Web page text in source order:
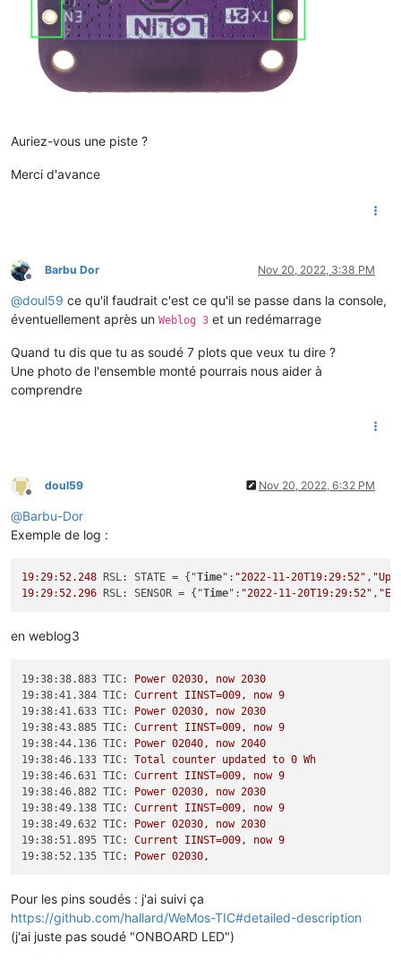
Auriez-vous une piste ?
Merci d'avance
Offline
Barbu Dor Nov 20, 2022, 3:38 PM
@doul59 ce qu'il faudrait c'est ce qu'il se passe dans la console,
éventuellement après un Weblog 3 et un redémarrage
Quand tu dis que tu as soudé 7 plots que veux tu dire ?
Une photo de l'ensemble monté pourrais nous aider à
comprendre
Offline
doul59 Nov 20, 2022, 6:32 PM
@Barbu-Dor
Exemple de log :
19:29:52.248 RSL: STATE = {"Time": "2022-11-20T19:29:52" ,
19:29:52.296 RSL: SENSOR = {"Time": "2022-11-20T19:29:52" ,
en weblog3
19:38:38.883 TIC: Power 02030 , now 2030
19:38:41.384 TIC:
Current IINST=009, now 9
19:38:41.633 TIC:
Power 02030 , now 2030
19:38:43.885 TIC:
Current IINST=009, now 9
19:38:44.136 TIC:
Power 02040 , now 2040
19:38:46.133 TIC:
Total counter updated to 0 Wh
19:38:46.631 TIC:
Current IINST=009, now 9
19:38:46.882 TIC:
Power 02030 , now 2030
19:38:49.138 TIC:
Current IINST=009, now 9
19:38:49.632 TIC:
Power 02030 , now 2030
19:38:51.895 TIC:
Current IINST=009, now 9
19:38:52.135 TIC:
Power 02030 ,
Pour les pins soudés : j'ai suivi ça
https://github.com/hallard/WeMos-TIC#detailed-description
(j'ai juste pas soudé "ONBOARD LED")